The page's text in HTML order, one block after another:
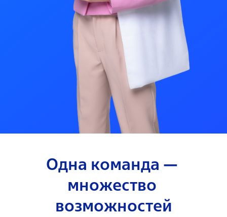
Одна команда —
множество
возможностей